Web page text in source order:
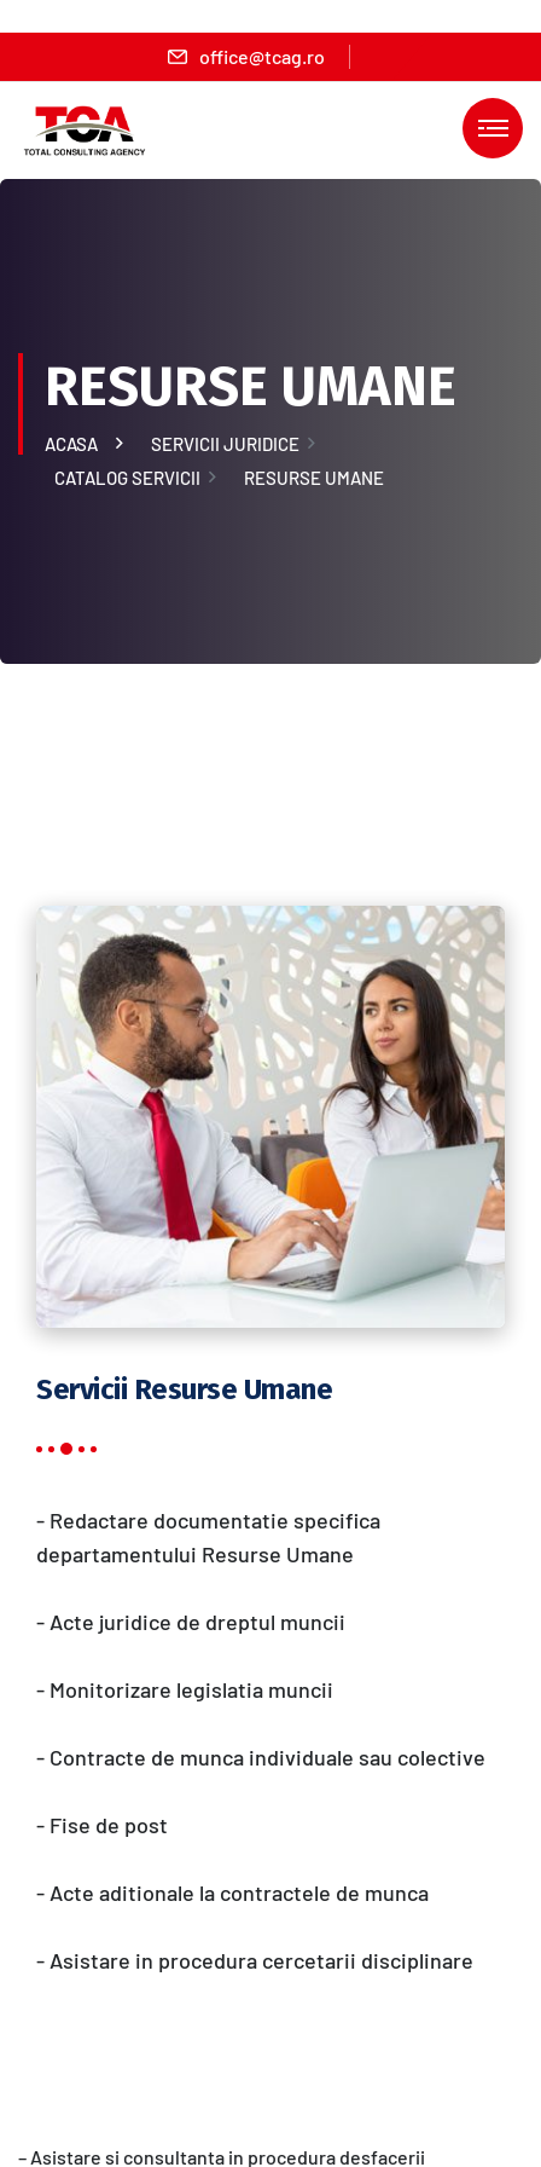
office@tcag.ro
RESURSE UMANE
ACASA
SERVICII JURIDICE
CATALOG SERVICII
RESURSE UMANE
Servicii Resurse Umane
- Redactare documentatie specifica
departamentului Resurse Umane
- Acte juridice de dreptul muncii
- Monitorizare legislatia muncii
- Contracte de munca individuale sau colective
- Fise de post
- Acte aditionale la contractele de munca
- Asistare in procedura cercetarii disciplinare
– Asistare si consultanta in procedura desfacerii